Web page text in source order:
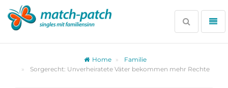
Zur
Partnersuche
Suche
öffnen
Home
Familie
Sorgerecht: Unverheiratete Väter bekommen mehr Rechte